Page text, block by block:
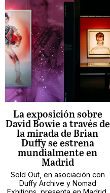
La exposición sobre
David Bowie a través de
la mirada de Brian
Duffy se estrena
mundialmente en
Madrid
Sold Out, en asociación con
Duffy Archive y Nomad